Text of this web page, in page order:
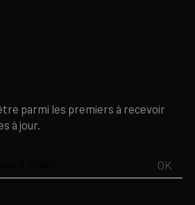
parmi les premiers à recevoir
à jour.